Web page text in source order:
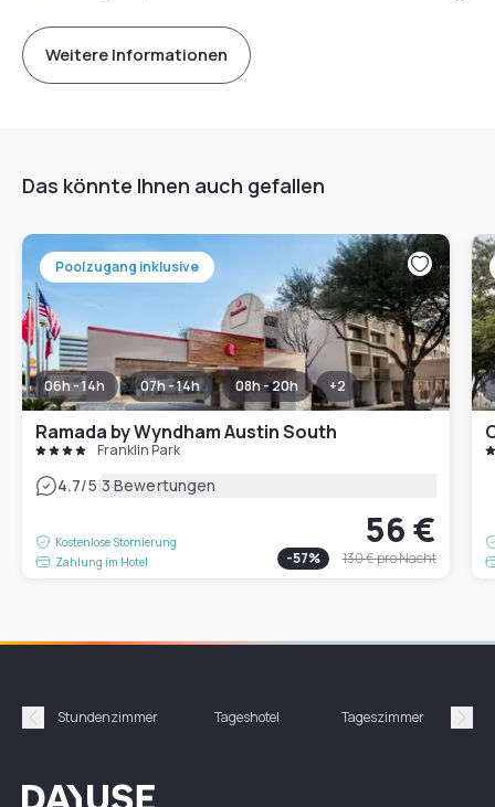
Weitere Informationen
Das könnte Ihnen auch gefallen
Poolzugang inklusive
06h - 14h 07h - 14h 08h - 20h +2
Ramada by Wyndham Austin South
Franklin Park
4.7/5|3 Bewertungen
Kostenlose Stornierung
Zahlung im Hotel
56 €
-57% 130 €pro Nacht
Précédent
Stundenzimmer Tageshotel Tageszimmer
Dayuse